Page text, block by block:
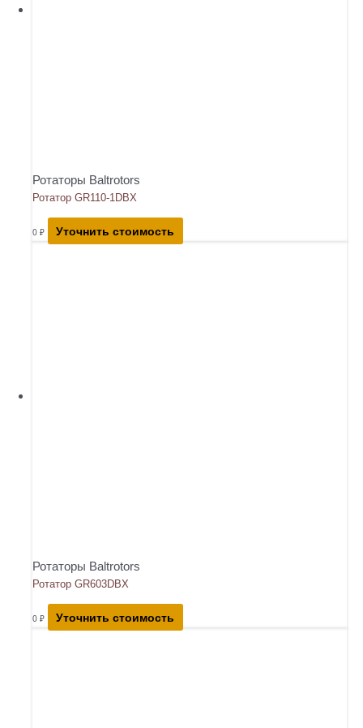
Ротаторы Baltrotors
Ротатор GR110-1DBX
0 ₽ Уточнить стоимость
Ротаторы Baltrotors
Ротатор GR603DBX
0 ₽ Уточнить стоимость